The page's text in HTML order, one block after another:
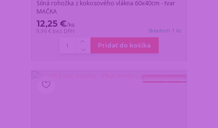
Silná rohožka z kokosového vlákna 60x40cm - tvar
MAČKA
12,25 €/ks
9,96 € bez DPH Skladom 1 ks
Pridať do košíka